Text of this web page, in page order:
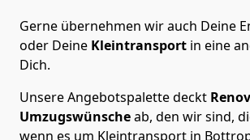
Gerne übernehmen wir auch Deine
oder Deine Kleintransport in eine
Dich.
Unsere Angebotspalette deckt
Umzugswünscheab, den wir sind,
wenn es um Kleintransport in